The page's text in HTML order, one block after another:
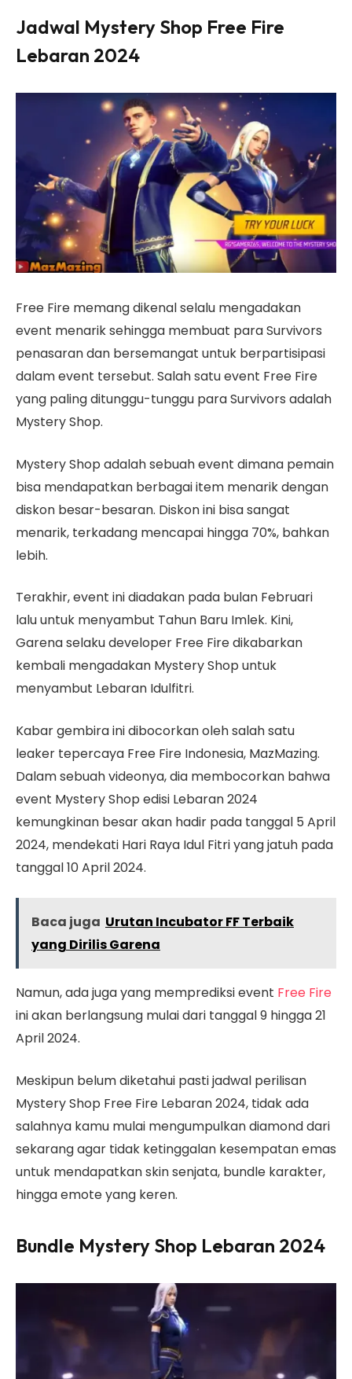
Jadwal Mystery Shop Free Fire
Lebaran 2024
Free Fire memang dikenal selalu mengadakan
event menarik sehingga membuat para Survivors
penasaran dan bersemangat untuk berpartisipasi
dalam event tersebut. Salah satu event Free Fire
yang paling ditunggu-tunggu para Survivors adalah
Mystery Shop.
Mystery Shop adalah sebuah event dimana pemain
bisa mendapatkan berbagai item menarik dengan
diskon besar-besaran. Diskon ini bisa sangat
menarik, terkadang mencapai hingga 70%, bahkan
lebih.
Terakhir, event ini diadakan pada bulan Februari
lalu untuk menyambut Tahun Baru Imlek. Kini,
Garena selaku developer Free Fire dikabarkan
kembali mengadakan Mystery Shop untuk
menyambut Lebaran Idulfitri.
Kabar gembira ini dibocorkan oleh salah satu
leaker tepercaya Free Fire Indonesia, MazMazing.
Dalam sebuah videonya, dia membocorkan bahwa
event Mystery Shop edisi Lebaran 2024
kemungkinan besar akan hadir pada tanggal 5 April
2024, mendekati Hari Raya Idul Fitri yang jatuh pada
tanggal 10 April 2024.
Baca juga Urutan Incubator FF Terbaik
yang Dirilis Garena
Namun, ada juga yang memprediksi event Free Fire
ini akan berlangsung mulai dari tanggal 9 hingga 21
April 2024.
Meskipun belum diketahui pasti jadwal perilisan
Mystery Shop Free Fire Lebaran 2024, tidak ada
salahnya kamu mulai mengumpulkan diamond dari
sekarang agar tidak ketinggalan kesempatan emas
untuk mendapatkan skin senjata, bundle karakter,
hingga emote yang keren.
Bundle Mystery Shop Lebaran 2024